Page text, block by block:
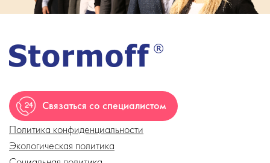
Связаться со специалистом
Политика конфиденциальности
Экологическая политика